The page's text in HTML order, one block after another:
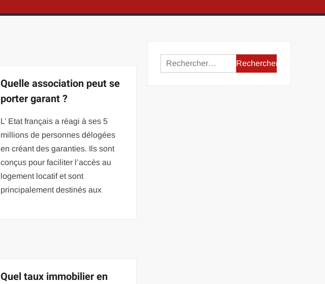
Quelle association peut se
porter garant ?
L’ Etat français a réagi à ses 5
millions de personnes délogées
en créant des garanties. Ils sont
conçus pour faciliter l’accès au
logement locatif et sont
principalement destinés aux
Quel taux immobilier en
Rechercher :